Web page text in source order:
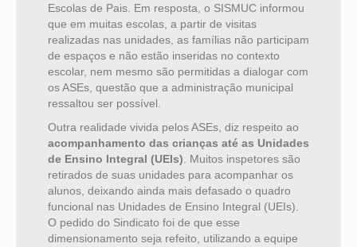
Escolas de Pais. Em resposta, o SISMUC informou
que em muitas escolas, a partir de visitas
realizadas nas unidades, as famílias não participam
de espaços e não estão inseridas no contexto
escolar, nem mesmo são permitidas a dialogar com
os ASEs, questão que a administração municipal
ressaltou ser possível.
Outra realidade vivida pelos ASEs, diz respeito ao
acompanhamento das crianças até as Unidades
de Ensino Integral (UEIs) . Muitos inspetores são
retirados de suas unidades para acompanhar os
alunos, deixando ainda mais defasado o quadro
funcional nas Unidades de Ensino Integral (UEIs).
O pedido do Sindicato foi de que esse
dimensionamento seja refeito, utilizando a equipe